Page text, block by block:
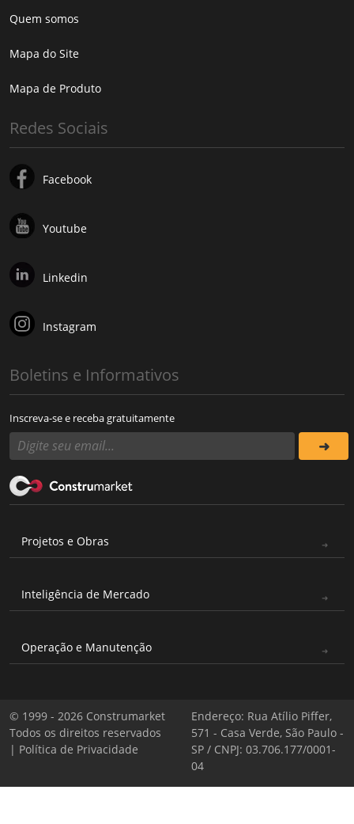
Quem somos
Mapa do Site
Mapa de Produto
Redes Sociais
Facebook
Youtube
Linkedin
Instagram
Boletins e Informativos
Inscreva-se e receba gratuitamente
Projetos e Obras
Inteligência de Mercado
Operação e Manutenção
© 1999 - 2026 Construmarket
Todos os direitos reservados
| Política de Privacidade
Endereço: Rua Atílio Piffer,
571 - Casa Verde, São Paulo -
SP / CNPJ: 03.706.177/0001-
04